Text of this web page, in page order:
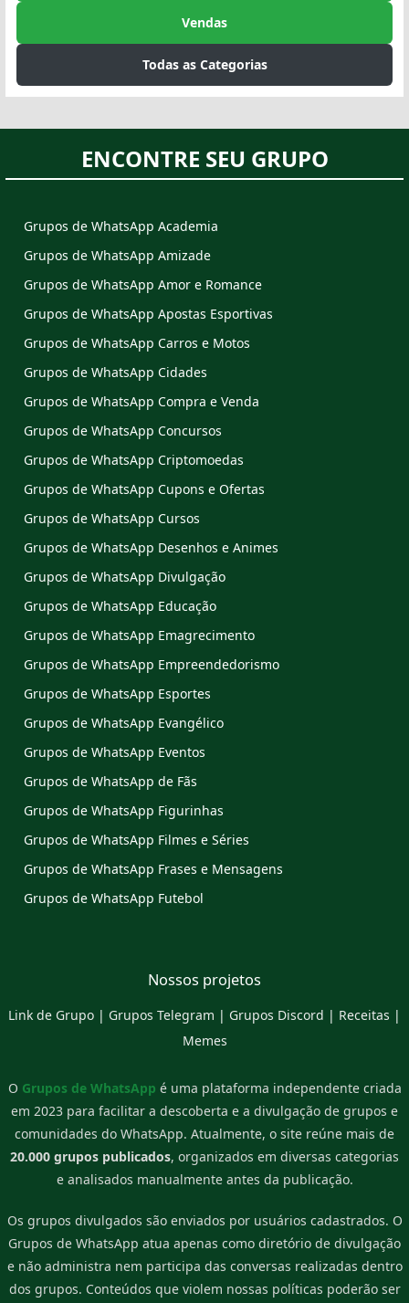
Vendas
Todas as Categorias
ENCONTRE SEU GRUPO
Grupos de WhatsApp Academia
Grupos de WhatsApp Amizade
Grupos de WhatsApp Amor e Romance
Grupos de WhatsApp Apostas Esportivas
Grupos de WhatsApp Carros e Motos
Grupos de WhatsApp Cidades
Grupos de WhatsApp Compra e Venda
Grupos de WhatsApp Concursos
Grupos de WhatsApp Criptomoedas
Grupos de WhatsApp Cupons e Ofertas
Grupos de WhatsApp Cursos
Grupos de WhatsApp Desenhos e Animes
Grupos de WhatsApp Divulgação
Grupos de WhatsApp Educação
Grupos de WhatsApp Emagrecimento
Grupos de WhatsApp Empreendedorismo
Grupos de WhatsApp Esportes
Grupos de WhatsApp Evangélico
Grupos de WhatsApp Eventos
Grupos de WhatsApp de Fãs
Grupos de WhatsApp Figurinhas
Grupos de WhatsApp Filmes e Séries
Grupos de WhatsApp Frases e Mensagens
Grupos de WhatsApp Futebol
Nossos projetos
Link de Grupo | Grupos Telegram | Grupos Discord | Receitas |
Memes
O Grupos de WhatsApp é uma plataforma independente criada
em 2023 para facilitar a descoberta e a divulgação de grupos e
comunidades do WhatsApp. Atualmente, o site reúne mais de
20.000 grupos publicados, organizados em diversas categorias
e analisados manualmente antes da publicação.
Os grupos divulgados são enviados por usuários cadastrados. O
Grupos de WhatsApp atua apenas como diretório de divulgação
e não administra nem participa das conversas realizadas dentro
dos grupos. Conteúdos que violem nossas políticas poderão ser